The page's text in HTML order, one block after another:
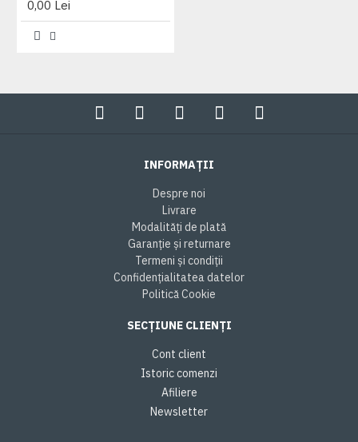
0,00 Lei
INFORMAȚII
Despre noi
Livrare
Modalități de plată
Garanție și returnare
Termeni și condiții
Confidențialitatea datelor
Politică Cookie
SECȚIUNE CLIENȚI
Cont client
Istoric comenzi
Afiliere
Newsletter